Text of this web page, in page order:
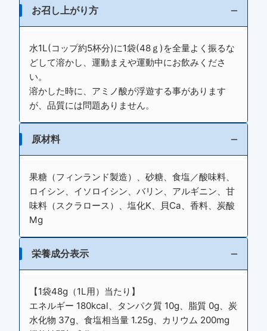
お召し上がり方
水1L(コップ約5杯分)に1袋(48ｇ)を全量よく振るな
どして溶かし、運動まえや運動中にお飲みくださ
い。
溶かした時に、アミノ酸が浮遊する事があります
が、品質には問題ありません。
原材料
果糖（フィンランド製造）、砂糖、食塩／酸味料、
ロイシン、イソロイシン、バリン、アルギニン、甘
味料（スクラロース）、塩化K、貝Ca、香料、炭酸
Mg
栄養成分表示
【1袋48g（1L用）当たり】
エネルギー 180kcal、タンパク質 10g、脂質 0g、炭
水化物 37g、食塩相当量 1.25g、カリウム 200mg